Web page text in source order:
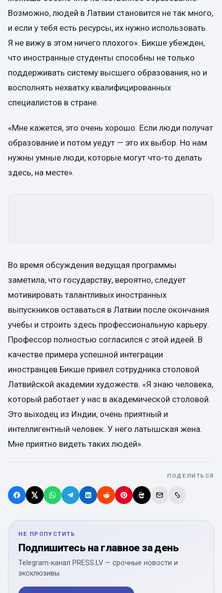
Возможно, людей в Латвии становится не так много,
и если у тебя есть ресурсы, их нужно использовать.
Я не вижу в этом ничего плохого». Бикше убежден,
что иностранные студенты способны не только
поддерживать систему высшего образования, но и
восполнять нехватку квалифицированных
специалистов в стране.
«Мне кажется, это очень хорошо. Если люди получат
образование и потом уедут — это их выбор. Но нам
нужны умные люди, которые могут что-то делать
здесь, на месте».
Во время обсуждения ведущая программы
заметила, что государству, вероятно, следует
мотивировать талантливых иностранных
выпускников оставаться в Латвии после окончания
учебы и строить здесь профессиональную карьеру.
Профессор полностью согласился с этой идеей. В
качестве примера успешной интеграции
иностранцев Бикше привел сотрудника столовой
Латвийской академии художеств. «Я знаю человека,
который работает у нас в академической столовой.
Это выходец из Индии, очень приятный и
интеллигентный человек. У него латышская жена.
Мне приятно видеть таких людей».
ПОДЕЛИТЬСЯ
НЕ ПРОПУСТИТЬ
Подпишитесь на главное за день
Telegram-канал PRESS.LV — срочные новости и
эксклюзивы.